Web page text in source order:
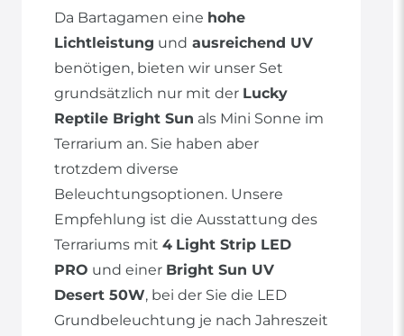
Da Bartagamen eine hohe
Lichtleistung und ausreichend UV
benötigen, bieten wir unser Set
grundsätzlich nur mit der Lucky
Reptile Bright Sun als Mini Sonne im
Terrarium an. Sie haben aber
trotzdem diverse
Beleuchtungsoptionen. Unsere
Empfehlung ist die Ausstattung des
Terrariums mit 4 Light Strip LED
PRO und einer Bright Sun UV
Desert 50W, bei der Sie die LED
Grundbeleuchtung je nach Jahreszeit